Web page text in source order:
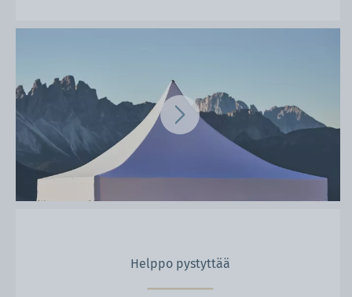
Helppo pystyttää